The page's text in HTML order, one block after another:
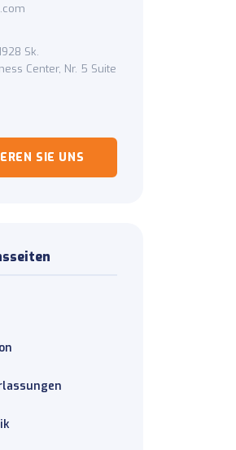
Sk.
Center, Nr. 5 Suite
SIE UNS